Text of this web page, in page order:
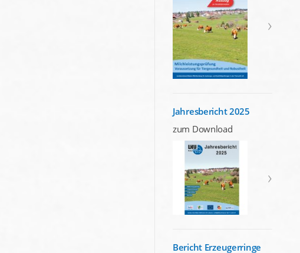
Jahresbericht 2025
zum Download
Bericht Erzeugerringe